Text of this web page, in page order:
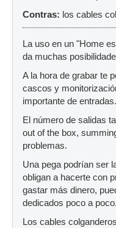
Contras: los cables
La uso en un "Home
da muchas
A la hora de grabar te
cascos y
importante de entradas.
El número de salidas
out of the box,
problemas.
Una pega podrían ser
obligan a hacerte con
gastar más dinero,
dedicados poco a poco.
Los cables